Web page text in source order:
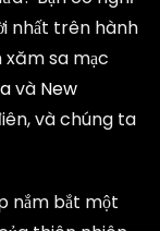
nhất trên hành
xăm sa mạc
và New
và chúng ta
nắm bắt một